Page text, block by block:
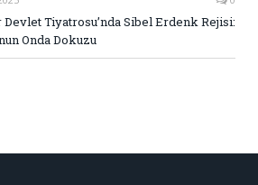
Tiyatrosu’nda Sibel Erdenk Rejisi:
Onda Dokuzu